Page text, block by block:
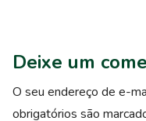
Deixe um
O seu endereço de e-
obrigatórios são